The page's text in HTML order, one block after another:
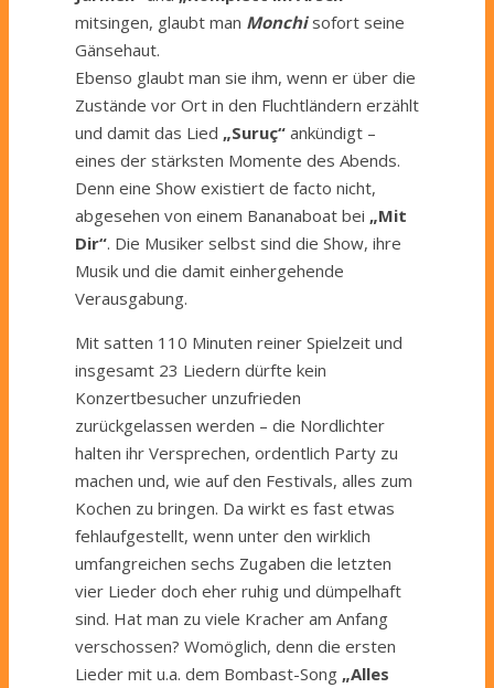
mitsingen, glaubt man Monchisofort seine
Gänsehaut.
Ebenso glaubt man sie ihm, wenn er über die
Zustände vor Ort in den Fluchtländern erzählt
und damit das Lied „Suruç“ ankündigt –
eines der stärksten Momente des Abends.
Denn eine Show existiert de facto nicht,
abgesehen von einem Bananaboat bei „Mit
Dir“. Die Musiker selbst sind die Show, ihre
Musik und die damit einhergehende
Verausgabung.
Mit satten 110 Minuten reiner Spielzeit und
insgesamt 23 Liedern dürfte kein
Konzertbesucher unzufrieden
zurückgelassen werden – die Nordlichter
halten ihr Versprechen, ordentlich Party zu
machen und, wie auf den Festivals, alles zum
Kochen zu bringen. Da wirkt es fast etwas
fehlaufgestellt, wenn unter den wirklich
umfangreichen sechs Zugaben die letzten
vier Lieder doch eher ruhig und dümpelhaft
sind. Hat man zu viele Kracher am Anfang
verschossen? Womöglich, denn die ersten
Lieder mit u.a. dem Bombast-Song „Alles